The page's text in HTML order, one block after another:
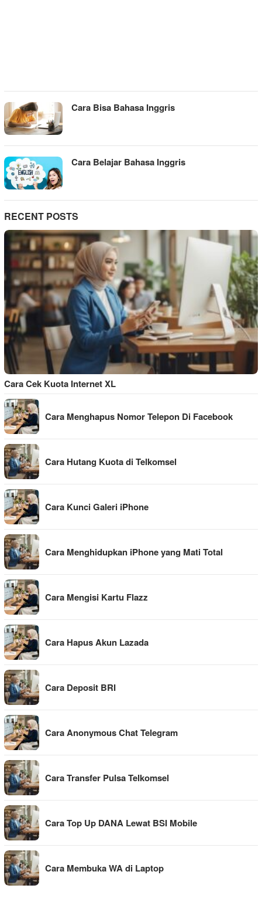
Cara Bisa Bahasa Inggris
Cara Belajar Bahasa Inggris
RECENT POSTS
Cara Cek Kuota Internet XL
Cara Menghapus Nomor Telepon Di Facebook
Cara Hutang Kuota di Telkomsel
Cara Kunci Galeri iPhone
Cara Menghidupkan iPhone yang Mati Total
Cara Mengisi Kartu Flazz
Cara Hapus Akun Lazada
Cara Deposit BRI
Cara Anonymous Chat Telegram
Cara Transfer Pulsa Telkomsel
Cara Top Up DANA Lewat BSI Mobile
Cara Membuka WA di Laptop